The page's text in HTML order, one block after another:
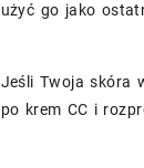
użyć go jako
Jeśli Twoja skóra
po krem CC i